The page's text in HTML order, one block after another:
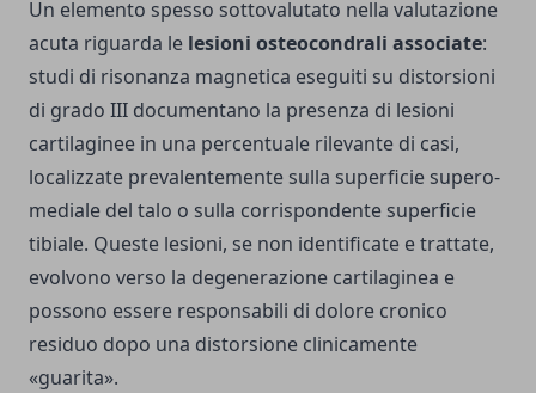
Un elemento spesso sottovalutato nella valutazione
acuta riguarda le lesioni osteocondrali associate:
studi di risonanza magnetica eseguiti su distorsioni
di grado III documentano la presenza di lesioni
cartilaginee in una percentuale rilevante di casi,
localizzate prevalentemente sulla superficie supero-
mediale del talo o sulla corrispondente superficie
tibiale. Queste lesioni, se non identificate e trattate,
evolvono verso la degenerazione cartilaginea e
possono essere responsabili di dolore cronico
residuo dopo una distorsione clinicamente
«guarita».